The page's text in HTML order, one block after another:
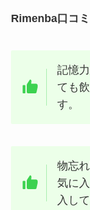
Rimenba口コミ
記憶
ても
す。
物忘
気に
入し